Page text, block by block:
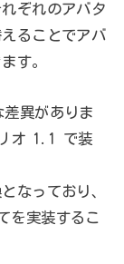
ぞれのアバタ
ることでアバ
す。
異がありま
オ 1.1 で装
なっており、
を実装するこ